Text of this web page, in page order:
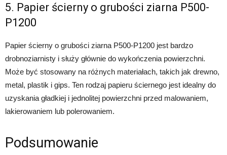
5. Papier ścierny o grubości ziarna P500-
P1200
Papier ścierny o grubości ziarna P500-P1200 jest bardzo
drobnoziarnisty i służy głównie do wykończenia powierzchni.
Może być stosowany na różnych materiałach, takich jak drewno,
metal, plastik i gips. Ten rodzaj papieru ściernego jest idealny do
uzyskania gładkiej i jednolitej powierzchni przed malowaniem,
lakierowaniem lub polerowaniem.
Podsumowanie